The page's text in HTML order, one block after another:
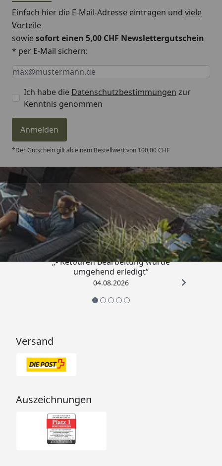
Einfach hier die E-Mail-Adresse eintragen und viele
Vorteile
sowiesofort einen 5,00 CHF Newslettergutschein
* per E-Mail sichern:
Keine Eingabe erforderlich
Eingabe erforderlich
E-Mail *
Ich habe die Datenschutzbestimmungen zur
Kenntnis genommen
Anmelden
*Der Gutschein gilt ab einem Bestellwert von 100,00 CHF
Trusted Shops
4,81/ 5
„- Retouren Bearbeitung wurde
umgehend erledigt“
04.08.2026
Versand
Auszeichnungen